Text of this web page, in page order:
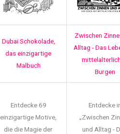
Dubai Schokolade,
das einzigartige
Malbuch
Zwischen
Alltag - Das
Burgen
Entdecke 69
einzigartige Motive,
die die Magie der
Entdecke
„Zwischen
und Alltag -